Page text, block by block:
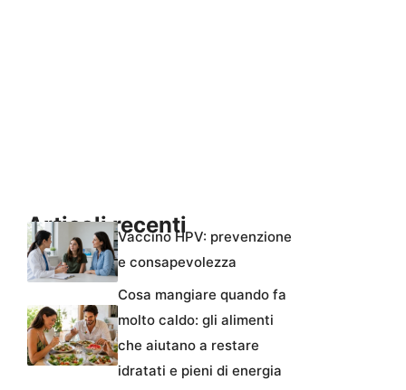
Articoli recentiVaccino HPV: prevenzione
e consapevolezza
Cosa mangiare quando fa
molto caldo: gli alimenti
che aiutano a restare
idratati e pieni di energia